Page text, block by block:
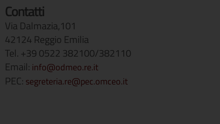
Contatti
Via Dalmazia,101
42124 Reggio Emilia
Tel. +39 0522 382100/382110
Email: info@odmeo.re.it
PEC: segreteria.re@pec.omceo.it